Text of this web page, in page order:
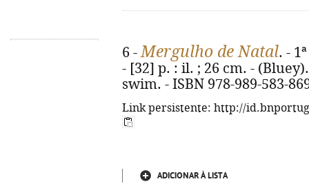
6 -Mergulho de Natal. -
- [32] p. : il. ; 26 cm. -
swim. - ISBN 978-989-583-
Link persistente: http://
ADICIONAR À LISTA